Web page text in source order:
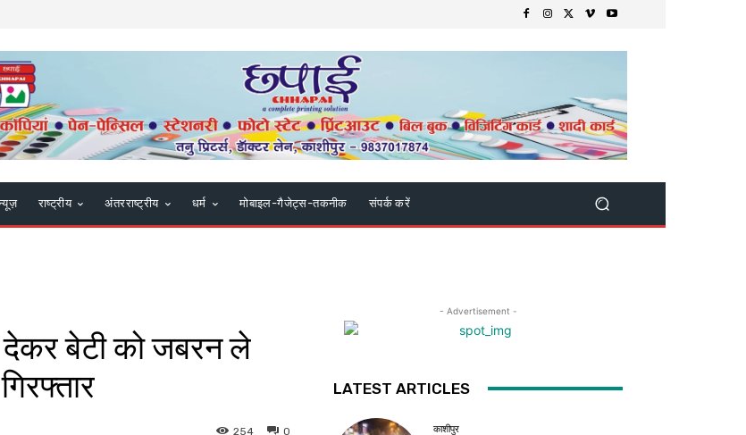
राष्ट्रीय अंतरराष्ट्रीय धर्म मोबाइल-गैजेट्स-तकनीक संपर्क करें
देकर बेटी को जबरन ले
0
254
- Advertisement -
LATEST ARTICLES
काशीपुर